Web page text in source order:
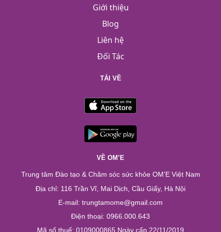
Giới thiệu
Blog
Liên hệ
Đối Tác
TẢI VỀ
VỀ OM’E
Trung tâm Đào tạo & Chăm sóc sức khỏe OM’E Việt Nam
Địa chỉ: 116 Trần Vĩ, Mai Dịch, Cầu Giấy, Hà Nội
E-mail: trungtamome@gmail.com
Điện thoại: 0966.000.643
Mã số thuế: 0109000865 Ngày cấp 22/11/2019